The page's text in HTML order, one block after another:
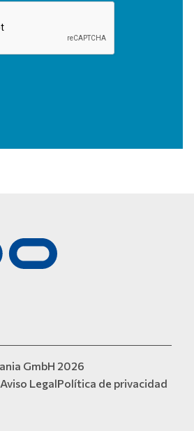
GmbH 2026
Aviso LegalPolítica de privacidad